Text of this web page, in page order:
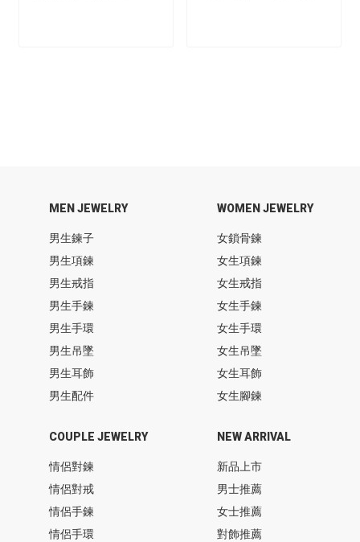
MEN JEWELRY
男生鍊子
男生項鍊
男生戒指
男生手鍊
男生手環
男生吊墜
男生耳飾
男生配件
WOMEN JEWELRY
女鎖骨鍊
女生項鍊
女生戒指
女生手鍊
女生手環
女生吊墜
女生耳飾
女生腳鍊
COUPLE JEWELRY
情侶對鍊
情侶對戒
情侶手鍊
情侶手環
NEW ARRIVAL
新品上市
男士推薦
女士推薦
對飾推薦